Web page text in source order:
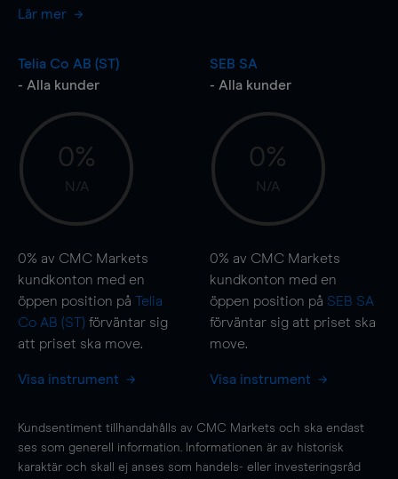
Lär mer
Telia Co AB (ST)
- Alla kunder
0%
N/A
0% av CMC Markets
kundkonton med en
öppen position på Telia
Co AB (ST) förväntar sig
att priset ska move.
Visa instrument
SEB SA
- Alla kunder
0%
N/A
0% av CMC Markets
kundkonton med en
öppen position på SEB SA
förväntar sig att priset ska
move.
Visa instrument
Kundsentiment tillhandahålls av CMC Markets och ska endast
ses som generell information. Informationen är av historisk
karaktär och skall ej anses som handels- eller investeringsråd